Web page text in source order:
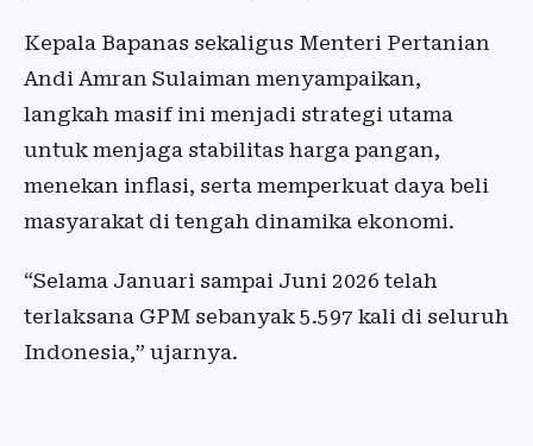
Kepala Bapanas sekaligus Menteri Pertanian
Andi Amran Sulaiman menyampaikan,
langkah masif ini menjadi strategi utama
untuk menjaga stabilitas harga pangan,
menekan inflasi, serta memperkuat daya beli
masyarakat di tengah dinamika ekonomi.
“Selama Januari sampai Juni 2026 telah
terlaksana GPM sebanyak 5.597 kali di seluruh
Indonesia,” ujarnya.